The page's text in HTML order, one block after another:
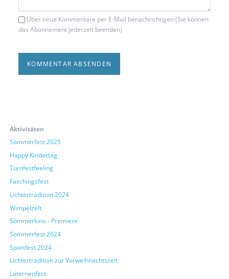
Über neue Kommentare per E-Mail benachrichtigen (Sie können
das Abonnement jederzeit beenden)
KOMMENTAR ABSENDEN
Aktivitäten
Sommerfest 2025
Happy Kindertag
Turnfestfeeling
Faschingsfest
Lichtertradition 2024
Wimpelzelt
Sommerkino - Premiere
Sommerfest 2024
Sportfest 2024
Lichtertradition zur Vorweihnachtszeit
Laternenfest